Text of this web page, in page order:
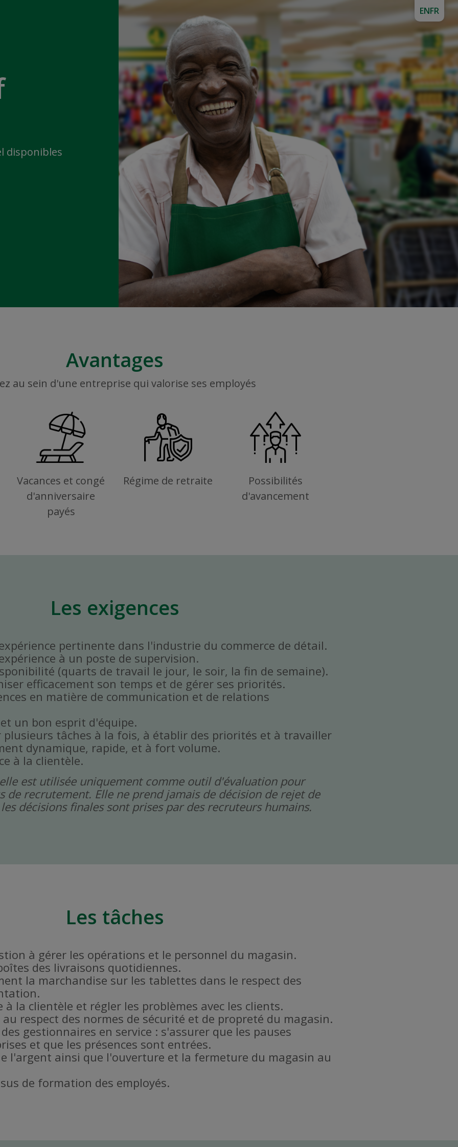
disponibles
Avantages
au sein d'une entreprise qui valorise ses employés
Vacances et congé
d'anniversaire
payés
Régime de retraite
Possibilités
d'avancement
Les exigences
pertinente dans l'industrie du commerce de détail.
à un poste de supervision.
(quarts de travail le jour, le soir, la fin de semaine).
efficacement son temps et de gérer ses priorités.
en matière de communication et de relations
un bon esprit d'équipe.
plusieurs tâches à la fois, à établir des priorités et à travailler
dynamique, rapide, et à fort volume.
à la clientèle.
est utilisée uniquement comme outil d'évaluation pour
de recrutement. Elle ne prend jamais de décision de rejet de
décisions finales sont prises par des recruteurs humains.
Les tâches
à gérer les opérations et le personnel du magasin.
des livraisons quotidiennes.
la marchandise sur les tablettes dans le respect des
la clientèle et régler les problèmes avec les clients.
respect des normes de sécurité et de propreté du magasin.
gestionnaires en service : s'assurer que les pauses
et que les présences sont entrées.
l'argent ainsi que l'ouverture et la fermeture du magasin au
de formation des employés.
ENFR